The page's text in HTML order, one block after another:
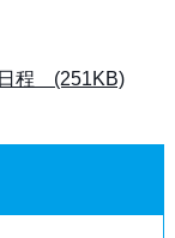
程 (251KB)